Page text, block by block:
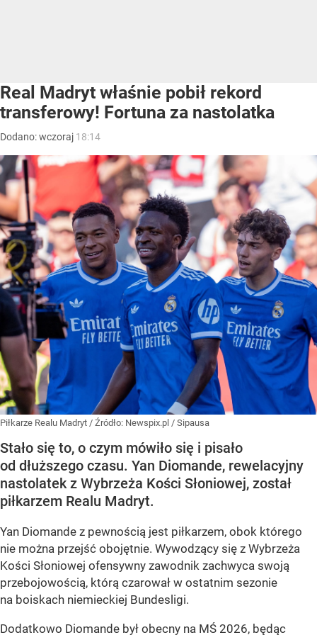
Real Madryt właśnie pobił rekord
transferowy! Fortuna za nastolatka
Dodano:wczoraj 18:14
Piłkarze Realu Madryt / Źródło: Newspix.pl / Sipausa
Stało się to, o czym mówiło się i pisało
od dłuższego czasu. Yan Diomande, rewelacyjny
nastolatek z Wybrzeża Kości Słoniowej, został
piłkarzem Realu Madryt.
Yan Diomande z pewnością jest piłkarzem, obok którego
nie można przejść obojętnie. Wywodzący się z Wybrzeża
Kości Słoniowej ofensywny zawodnik zachwyca swoją
przebojowością, którą czarował w ostatnim sezonie
na boiskach niemieckiej Bundesligi.
Dodatkowo Diomande był obecny na MŚ 2026, będąc